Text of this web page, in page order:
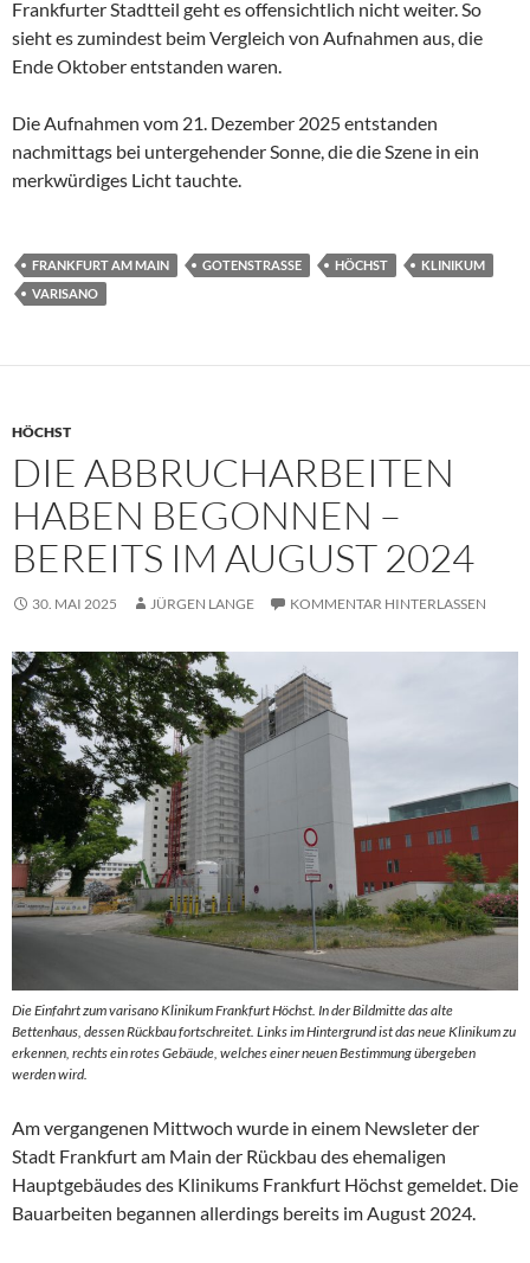
Frankfurter Stadtteil geht es offensichtlich nicht weiter. So
sieht es zumindest beim Vergleich von Aufnahmen aus, die
Ende Oktober entstanden waren.
Die Aufnahmen vom 21. Dezember 2025 entstanden
nachmittags bei untergehender Sonne, die die Szene in ein
merkwürdiges Licht tauchte.
FRANKFURT AM MAIN GOTENSTRASSE HÖCHST
KLINIKUM
VARISANO
HÖCHST
DIE ABBRUCHARBEITEN
HABEN BEGONNEN –
BEREITS IM AUGUST 2024
30. MAI 2025 JÜRGEN LANGE KOMMENTAR HINTERLASSEN
Die Einfahrt zum varisano Klinikum Frankfurt Höchst. In der Bildmitte das alte
Bettenhaus, dessen Rückbau fortschreitet. Links im Hintergrund ist das neue Klinikum zu
erkennen, rechts ein rotes Gebäude, welches einer neuen Bestimmung übergeben
werden wird.
Am vergangenen Mittwoch wurde in einem Newsleter der
Stadt Frankfurt am Main der Rückbau des ehemaligen
Hauptgebäudes des Klinikums Frankfurt Höchst gemeldet. Die
Bauarbeiten begannen allerdings bereits im August 2024.